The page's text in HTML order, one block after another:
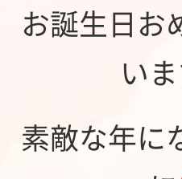
お誕生日お
い
素敵な年に